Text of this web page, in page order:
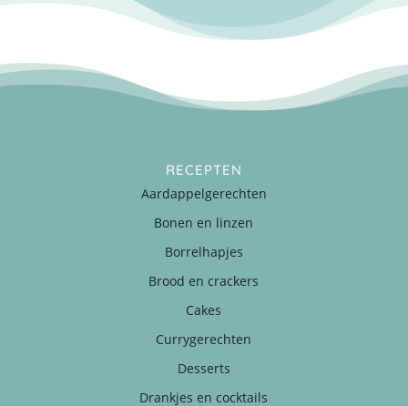
RECEPTEN
Aardappelgerechten
Bonen en linzen
Borrelhapjes
Brood en crackers
Cakes
Currygerechten
Desserts
Drankjes en cocktails